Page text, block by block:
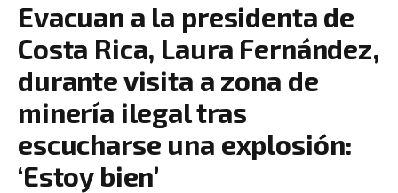
Evacuan a la presidenta de
Costa Rica, Laura Fernández,
durante visita a zona de
minería ilegal tras
escucharse una explosión:
‘Estoy bien’